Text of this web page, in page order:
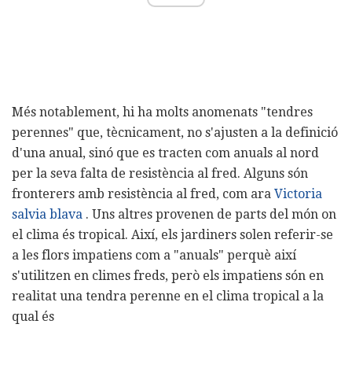
Més notablement, hi ha molts anomenats "tendres
perennes" que, tècnicament, no s'ajusten a la definició
d'una anual, sinó que es tracten com anuals al nord
per la seva falta de resistència al fred. Alguns són
fronterers amb resistència al fred, com ara Victoria
salvia blava . Uns altres provenen de parts del món on
el clima és tropical. Així, els jardiners solen referir-se
a les flors impatiens com a "anuals" perquè així
s'utilitzen en climes freds, però els impatiens són en
realitat una tendra perenne en el clima tropical a la
qual és